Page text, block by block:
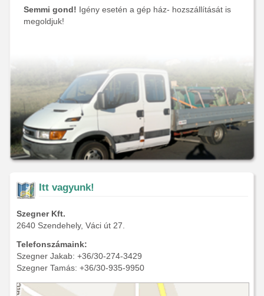
Semmi gond! Igény esetén a gép ház- hozszállítását is
megoldjuk!
Itt vagyunk!
Szegner Kft.
2640 Szendehely, Váci út 27.
Telefonszámaink:
Szegner Jakab: +36/30-274-3429
Szegner Tamás: +36/30-935-9950